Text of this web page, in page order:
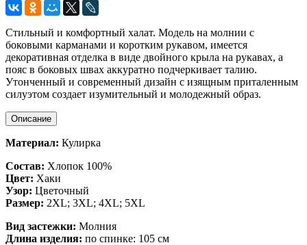
Стильный и комфортный халат. Модель на молнии с
боковыми карманами и коротким рукавом, имеется
декоративная отделка в виде двойного крыла на рукавах, а
пояс в боковых швах аккуратно подчеркивает талию.
Утонченный и современный дизайн с изящным приталенным
силуэтом создает изумительный и молодежный образ.
Описание
Материал: Кулирка
Состав: Хлопок 100%
Цвет: Хаки
Узор: Цветочный
Размер: 2XL; 3XL; 4XL; 5XL
Вид застежки: Молния
Длина изделия: по спинке: 105 см